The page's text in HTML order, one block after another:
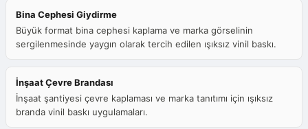
Bina Cephesi Giydirme
Büyük format bina cephesi kaplama ve marka görselinin
sergilenmesinde yaygın olarak tercih edilen ışıksız vinil baskı.
İnşaat Çevre Brandası
İnşaat şantiyesi çevre kaplaması ve marka tanıtımı için ışıksız
branda vinil baskı uygulamaları.